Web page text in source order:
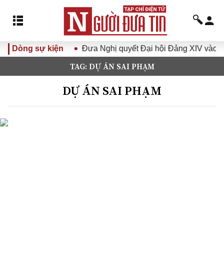
Dòng sự kiện
Đưa Nghị quyết Đại hội Đảng XIV vào cuộc sống
TAG: DỰ ÁN SAI PHẠM
DỰ ÁN SAI PHẠM